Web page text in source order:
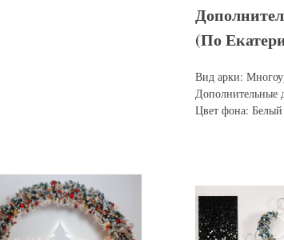
(По
Вид арки:
Дополнительные
Цвет фона: Белый